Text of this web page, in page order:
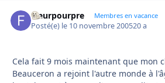
Fleurpourpre Membres en vacance
Posté(e) le 10 novembre 200520 a
Cela fait 9 mois maintenant que mon
Beauceron a rejoint l'autre monde à